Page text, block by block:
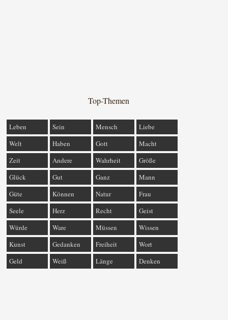
Top-Themen
Leben Sein Mensch
Liebe
Welt
Haben Gott
Macht
Zeit
Andere Wahrheit
Größe
Glück
Gut Ganz
Mann
Güte
Können Natur
Frau
Seele
Herz Recht
Geist
Würde
Ware Müssen
Wissen
Kunst
Gedanken Freiheit
Wort
Geld
Weiß Länge Denken